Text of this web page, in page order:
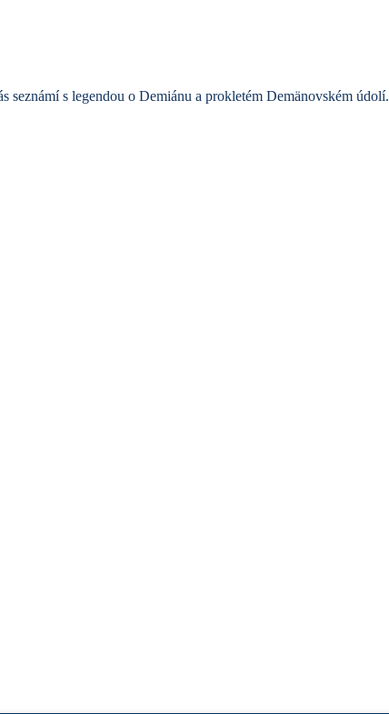
seznámí s legendou o Demiánu a prokletém Demänovském údolí.